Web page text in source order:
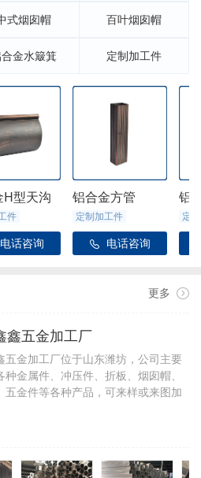
式烟囱帽 百叶烟囱帽
金水簸箕 定制加工件
H型天沟
件
电话咨询
铝合金方管
定制加工件
 电话咨询
铝
定
更多
鑫五金加工厂
五金加工厂位于山东潍坊，公司主要
种金属件、冲压件、折板、烟囱帽、
五金件等各种产品，可来样或来图加
链、定制烟囱帽、虹吸雨水斗、侧排
簸箕、阴脊瓦、不锈钢透气帽等。公